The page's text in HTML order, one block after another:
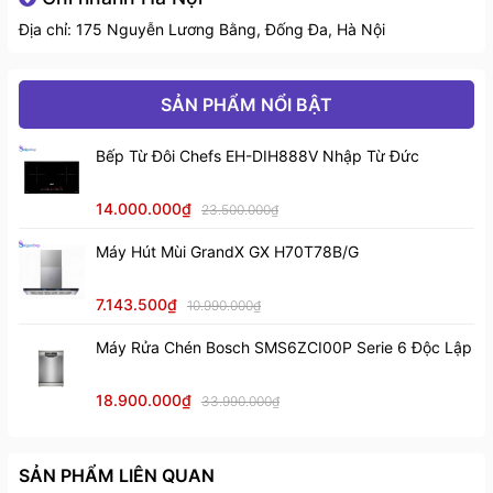
Bàn điều khiển tập trung ở giữa : Dễ dàng truy
cần phải di chuyển quá xa.
Mặt kính Schott Ceran chịu lực và sốc nhiệt:
Mặt kính này được làm từ chất liệu chịu lực và
sốc nhiệt tốt, giúp bảo vệ bếp khỏi hỏng hóc và
đảm bảo hoạt động ổn định trong thời gian dài.
Địa chỉ: 175 Nguyễn Lương Bằng, Đống Đa, Hà Nội
SẢN PHẨM NỔI BẬT
Bếp Từ Đôi Chefs EH-DIH888V Nhập Từ Đức
14.000.000₫ 23.500.000₫
Máy Hút Mùi GrandX GX H70T78B/G
7.143.500₫ 10.990.000₫
Máy Rửa Chén Bosch SMS6ZCI00P Serie 6 Độc Lập
18.900.000₫ 33.990.000₫
SẢN PHẨM LIÊN QUAN